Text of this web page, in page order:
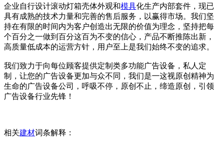
企业自行设计滚动灯箱壳体外观和模具化生产内部套件，现已
具有成熟的技术力量和完善的售后服务，以赢得市场。我们坚
持在有限的时间内为客户创造出无限的价值为理念，坚持把每
个百分之一做到百分这百为不变的信心，产品不断推陈出新，
高质量低成本的运营方针，用户至上是我们始终不变的追求。
我们致力于向每位顾客提供定制类多功能广告设备，私人定
制，让您的广告设备更加与众不同，我们是一这视原创精神为
生命的广告设备公司，呼吸不停，原创不止，缔造原创，引领
广告设备行业先锋！
相关建材词条解释：